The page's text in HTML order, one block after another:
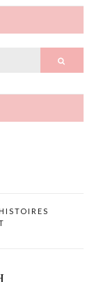
HISTOIRES